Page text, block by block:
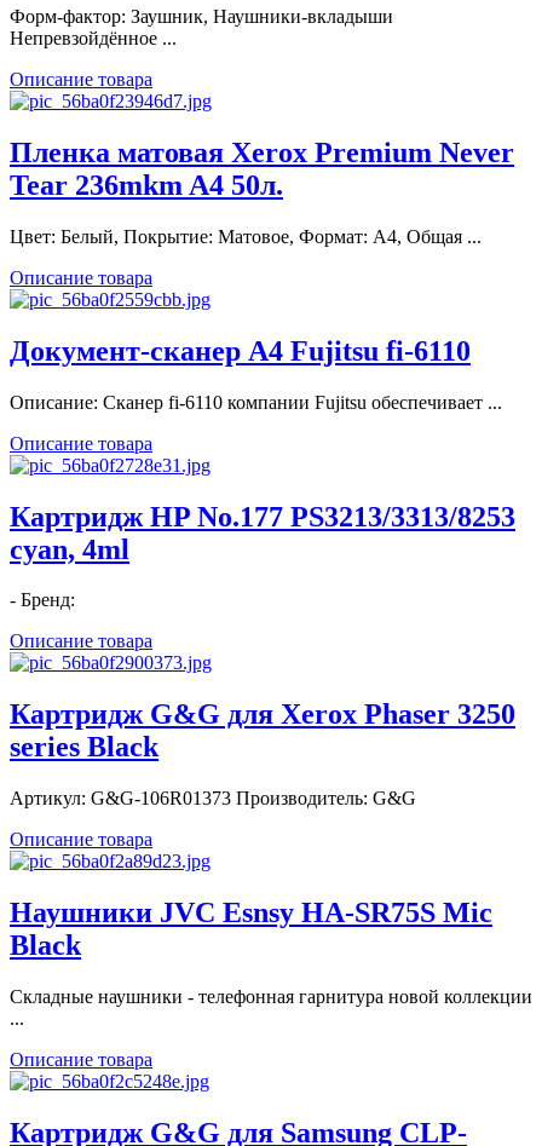
Форм-фактор: Заушник, Наушники-вкладыши
Непревзойдённое ...
Описание товара
Пленка матовая Xerox Premium Never
Tear 236mkm A4 50л.
Цвет: Белый, Покрытие: Матовое, Формат: А4, Общая ...
Описание товара
Документ-сканер A4 Fujitsu fi-6110
Описание: Сканер fi-6110 компании Fujitsu обеспечивает ...
Описание товара
Картридж HP No.177 PS3213/3313/8253
cyan, 4ml
- Бренд:
Описание товара
Картридж G&G для Xerox Phaser 3250
series Black
Артикул: G&G-106R01373 Производитель: G&G
Описание товара
Наушники JVC Esnsy HA-SR75S Mic
Black
Складные наушники - телефонная гарнитура новой коллекции
...
Описание товара
Картридж G&G для Samsung CLP-